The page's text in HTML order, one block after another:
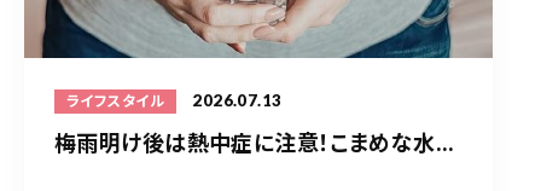
ライフスタイル 2026.07.13
梅雨明け後は熱中症に注意！こまめな水...